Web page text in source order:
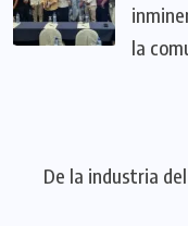
la
De la industria